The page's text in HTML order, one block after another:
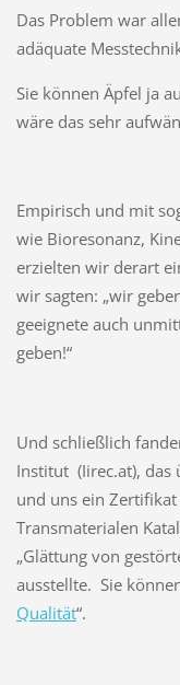
Das Problem war
adäquate
Sie können Äpfel ja
wäre das sehr
Empirisch und mit
wie Bioresonanz,
erzielten wir derart
wir sagten: „wir
geeignete auch
geben!“
Und schließlich
Institut (Iirec.at), das
und uns ein
Transmaterialen
„Glättung von
ausstellte. Sie
Qualität“.